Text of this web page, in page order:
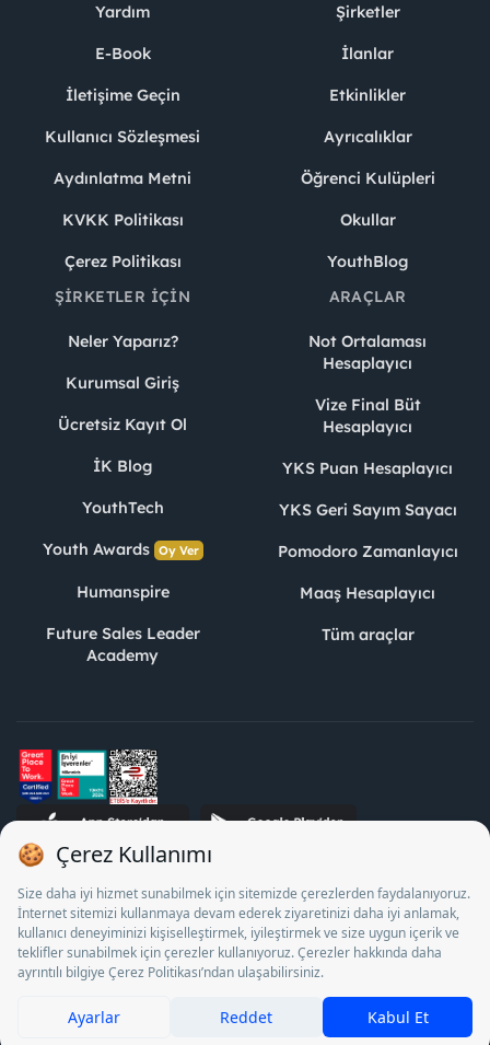
Yardım
E-Book
İletişime Geçin
Kullanıcı Sözleşmesi
Aydınlatma Metni
KVKK Politikası
Çerez Politikası
Şirketler
İlanlar
Etkinlikler
Ayrıcalıklar
Öğrenci Kulüpleri
Okullar
YouthBlog
ŞIRKETLER İÇIN
Neler Yaparız?
Kurumsal Giriş
Ücretsiz Kayıt Ol
İK Blog
YouthTech
Youth Awards Oy Ver
Humanspire
Future Sales Leader
Academy
ARAÇLAR
Not Ortalaması
Hesaplayıcı
Vize Final Büt
Hesaplayıcı
YKS Puan Hesaplayıcı
YKS Geri Sayım Sayacı
Pomodoro Zamanlayıcı
Maaş Hesaplayıcı
Tüm araçlar
STJ İnsan Kaynakları Bilişim ve Danışmanlık A.Ş. Özel İstihdam
Bürosu Olarak 13/05/2025 - 12/05/2028 tarihleri arasında
faaliyette bulunmak üzere, Türkiye İş Kurumu tarafından
18/04/2025 tarih ve 18095710 sayılı karar uyarınca 1078 nolu
belge ile faaliyet göstermektedir. 4904 sayılı kanun uyarınca iş
arayanlardan ücret alınması yasaktır.